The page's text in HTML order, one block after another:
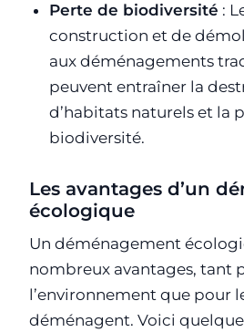
Perte de biodiversité :
construction et de
aux déménagements
peuvent entraîner la
d’habitats naturels et la
biodiversité.
Les avantages d’un
écologique
Un déménagement
nombreux avantages, tant
l’environnement que pour
déménagent. Voici